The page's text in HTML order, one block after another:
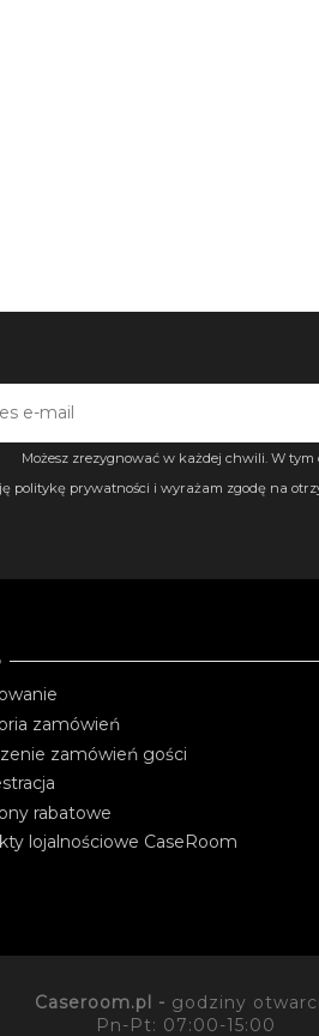
Możesz zrezygnować w każdej chwili. W
politykę prywatności i wyrażam zgodę na
zamówień
zamówień gości
rabatowe
lojalnościowe CaseRoom
Caseroom.pl - godziny
Pn-Pt: 07:00-15:00